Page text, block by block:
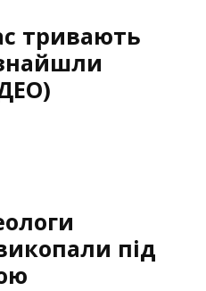
тривають
під